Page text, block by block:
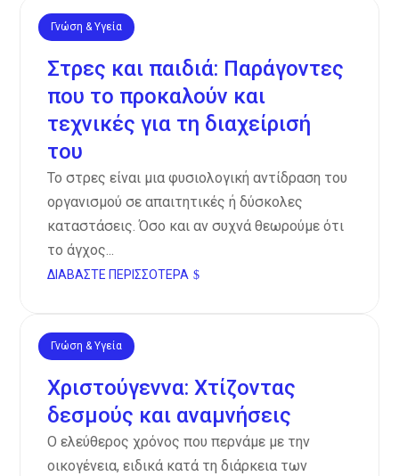
Γνώση & Υγεία
Στρες και παιδιά: Παράγοντες
που το προκαλούν και
τεχνικές για τη διαχείρισή
του
Το στρες είναι μια φυσιολογική αντίδραση του
οργανισμού σε απαιτητικές ή δύσκολες
καταστάσεις. Όσο και αν συχνά θεωρούμε ότι
το άγχος...
ΔΙΑΒΆΣΤΕ ΠΕΡΙΣΣΌΤΕΡΑ
Νοέ 13, 2024
Γνώση & Υγεία
Χριστούγεννα: Χτίζοντας
δεσμούς και αναμνήσεις
Ο ελεύθερος χρόνος που περνάμε με την
οικογένεια, ειδικά κατά τη διάρκεια των
Νοέ 13, 2024